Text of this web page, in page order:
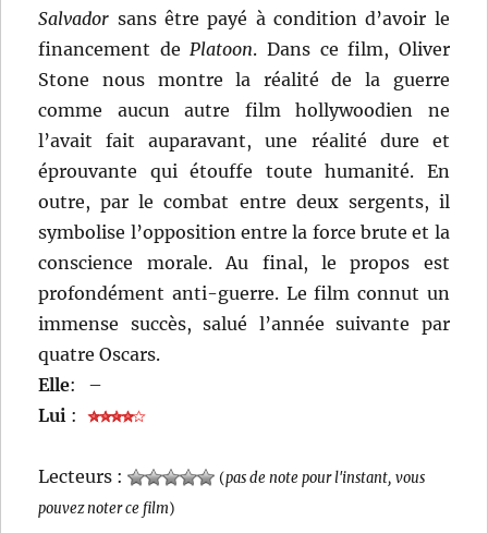
Salvador sans être payé à condition d’avoir le
financement de Platoon. Dans ce film, Oliver
Stone nous montre la réalité de la guerre
comme aucun autre film hollywoodien ne
l’avait fait auparavant, une réalité dure et
éprouvante qui étouffe toute humanité. En
outre, par le combat entre deux sergents, il
symbolise l’opposition entre la force brute et la
conscience morale. Au final, le propos est
profondément anti-guerre. Le film connut un
immense succès, salué l’année suivante par
quatre Oscars.
Elle:
–
Lui :
Lecteurs : (pas de note pour l'instant, vous
pouvez noter ce film)